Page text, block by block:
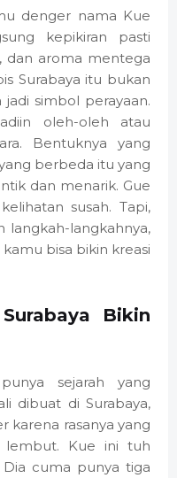
denger nama Kue
kepikiran pasti
dan aroma mentega
Surabaya itu bukan
simbol perayaan.
oleh-oleh atau
Bentuknya yang
berbeda itu yang
dan menarik. Gue
susah. Tapi,
langkah-langkahnya,
bisa bikin kreasi
Bikin
sejarah yang
dibuat di Surabaya,
karena rasanya yang
lembut. Kue ini tuh
cuma punya tiga